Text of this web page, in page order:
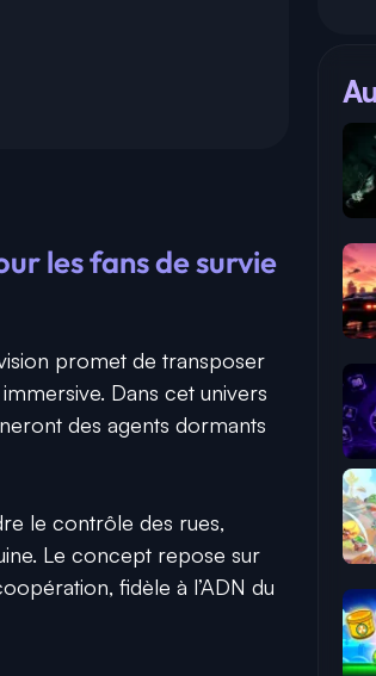
les fans de survie
promet de transposer
Dans cet univers
des agents dormants
le contrôle des rues,
Le concept repose sur
fidèle à l’ADN du